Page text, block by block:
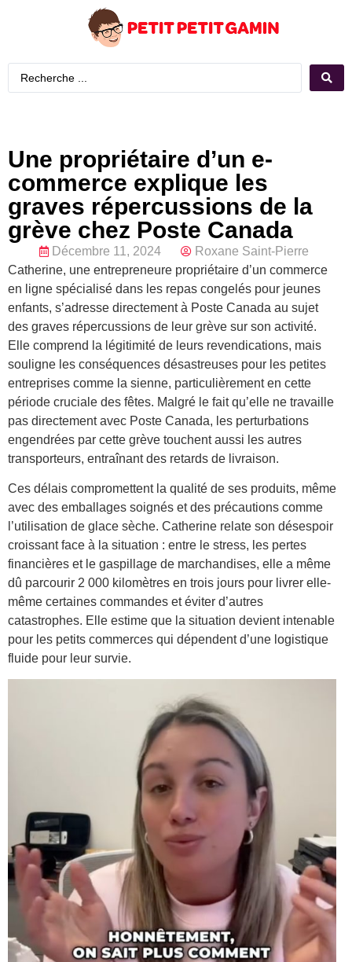
Une propriétaire d’un e-
commerce explique les
graves répercussions de la
grève chez Poste Canada
Décembre 11, 2024
Roxane Saint-Pierre
Catherine, une entrepreneure propriétaire d’un commerce
en ligne spécialisé dans les repas congelés pour jeunes
enfants, s’adresse directement à Poste Canada au sujet
des graves répercussions de leur grève sur son activité.
Elle comprend la légitimité de leurs revendications, mais
souligne les conséquences désastreuses pour les petites
entreprises comme la sienne, particulièrement en cette
période cruciale des fêtes. Malgré le fait qu’elle ne travaille
pas directement avec Poste Canada, les perturbations
engendrées par cette grève touchent aussi les autres
transporteurs, entraînant des retards de livraison.
Ces délais compromettent la qualité de ses produits, même
avec des emballages soignés et des précautions comme
l’utilisation de glace sèche. Catherine relate son désespoir
croissant face à la situation : entre le stress, les pertes
financières et le gaspillage de marchandises, elle a même
dû parcourir 2 000 kilomètres en trois jours pour livrer elle-
même certaines commandes et éviter d’autres
catastrophes. Elle estime que la situation devient intenable
pour les petits commerces qui dépendent d’une logistique
fluide pour leur survie.